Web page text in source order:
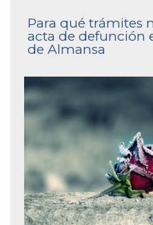
Para qué trámites
acta de defunción
de Almansa